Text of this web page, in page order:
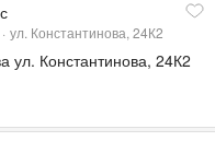
ул. Константинова, 24К2
ул. Константинова, 24К2